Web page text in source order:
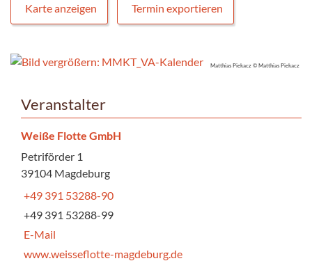
Karte anzeigen Termin exportieren
Matthias Piekacz © Matthias Piekacz
Veranstalter
Weiße Flotte GmbH
Petriförder 1
39104 Magdeburg
+49 391 53288-90
+49 391 53288-99
E-Mail
www.weisseflotte-magdeburg.de